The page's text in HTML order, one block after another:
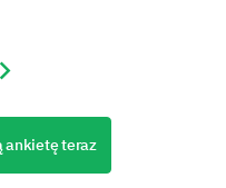
slide
ankietę teraz